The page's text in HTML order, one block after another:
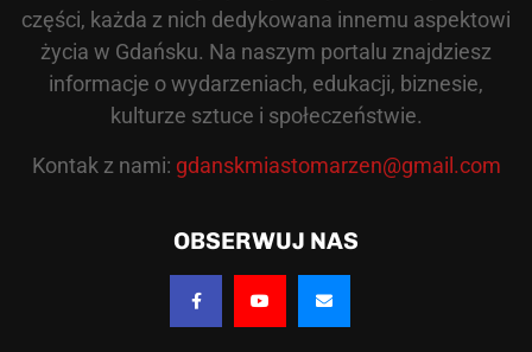
części, każda z nich dedykowana innemu aspektowi
życia w Gdańsku. Na naszym portalu znajdziesz
informacje o wydarzeniach, edukacji, biznesie,
kulturze sztuce i społeczeństwie.
Kontak z nami: gdanskmiastomarzen@gmail.com
OBSERWUJ NAS